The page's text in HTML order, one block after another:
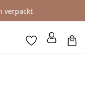
verpackt